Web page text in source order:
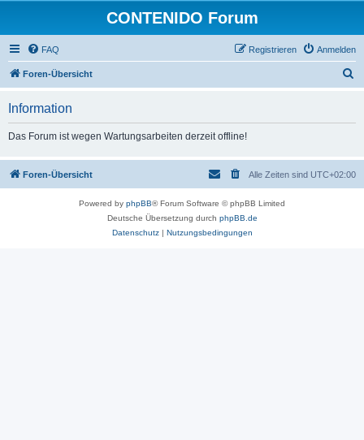
CONTENIDO Forum
FAQ Anmelden
Registrieren
Foren-Übersicht
Information
Das Forum ist wegen Wartungsarbeiten derzeit offline!
Foren-Übersicht Alle Zeiten sind UTC+02:00
Powered by phpBB® Forum Software © phpBB Limited
Deutsche Übersetzung durch phpBB.de
Datenschutz| Nutzungsbedingungen